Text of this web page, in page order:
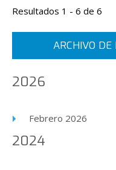
Resultados 1 - 6 de 6
ARCHIVO DE
2026
Febrero 2026
2024